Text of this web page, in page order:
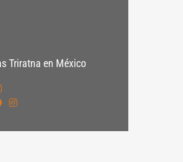
Triratna en México